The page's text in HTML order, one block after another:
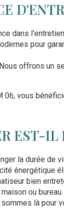
dans
pour
offrons un
06, vous
EST-IL
la durée de
énergétique
bien
ou
sommes là pour